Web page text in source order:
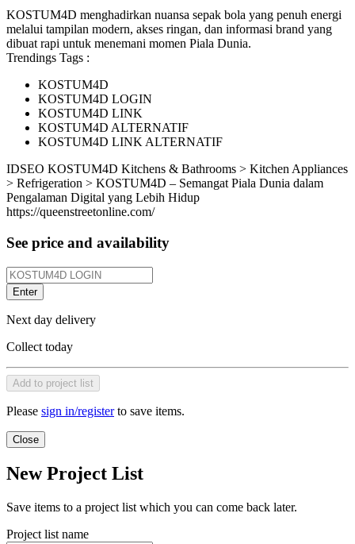
KOSTUM4D menghadirkan nuansa sepak bola yang penuh energi
melalui tampilan modern, akses ringan, dan informasi brand yang
dibuat rapi untuk menemani momen Piala Dunia.
Trendings Tags :
KOSTUM4D
KOSTUM4D LOGIN
KOSTUM4D LINK
KOSTUM4D ALTERNATIF
KOSTUM4D LINK ALTERNATIF
IDSEO KOSTUM4D Kitchens & Bathrooms > Kitchen Appliances
> Refrigeration > KOSTUM4D – Semangat Piala Dunia dalam
Pengalaman Digital yang Lebih Hidup
https://queenstreetonline.com/
See price and availability
Enter
Next day delivery
Collect today
Add to project list
Please sign in/registerto save items.
Close
New Project List
Save items to a project list which you can come back later.
Project list name